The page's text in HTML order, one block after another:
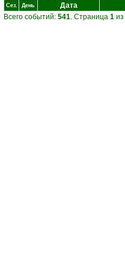
Сез. День
Дата
Всего событий: 541. Страница 1 из